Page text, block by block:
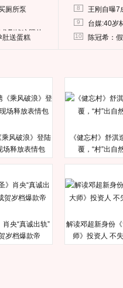
厕所泵
删掉这照片
肚送蛋糕
8 王刚自曝7
9 台媒:40岁
10 陈冠希：
乘风破浪》登陆
场释放表情包
《健忘村》舒淇
覆，“村”出自
肖央“真诚出轨”
岁档爆款帝
解读邓超新身份
师》投资人 不